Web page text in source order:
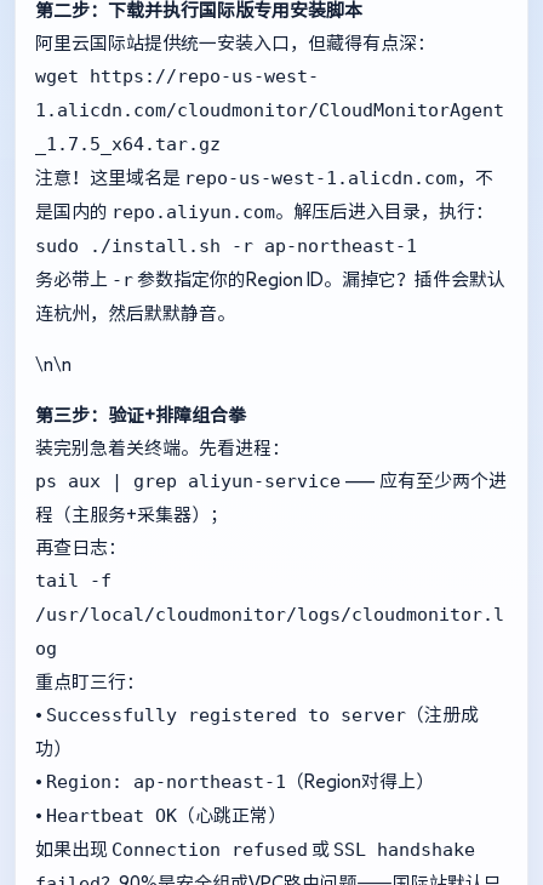
第二步：下载并执行国际版专用安装脚本
阿里云国际站提供统一安装入口，但藏得有点深：
wget https://repo-us-west-
1.alicdn.com/cloudmonitor/CloudMonitorAgent
_1.7.5_x64.tar.gz
注意！这里域名是 repo-us-west-1.alicdn.com，不
是国内的 repo.aliyun.com。解压后进入目录，执行：
sudo ./install.sh -r ap-northeast-1
务必带上 -r 参数指定你的Region ID。漏掉它？插件会默认
连杭州，然后默默静音。
\n\n
第三步：验证+排障组合拳
装完别急着关终端。先看进程：
ps aux | grep aliyun-service —— 应有至少两个进
程（主服务+采集器）；
再查日志：
tail -f
/usr/local/cloudmonitor/logs/cloudmonitor.l
og
重点盯三行：
• Successfully registered to server （注册成
功）
• Region: ap-northeast-1 （Region对得上）
• Heartbeat OK （心跳正常）
如果出现 Connection refused 或 SSL handshake